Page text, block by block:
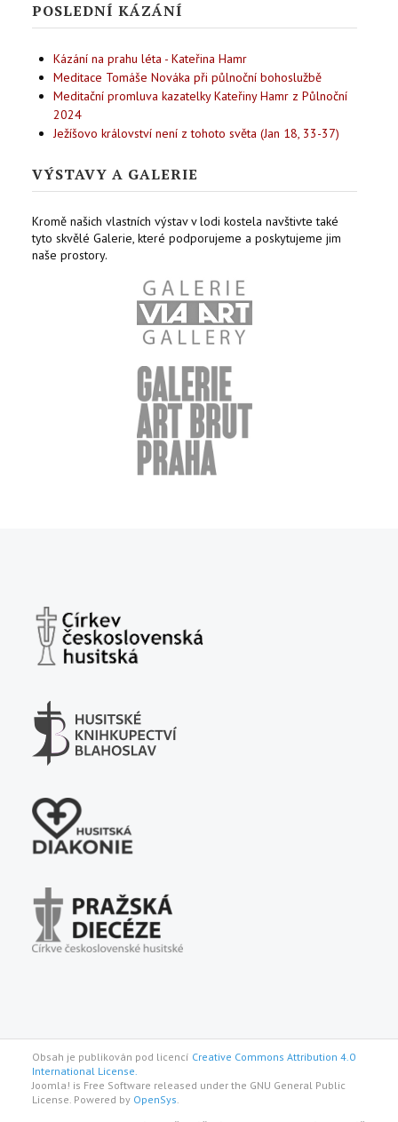
POSLEDNÍ KÁZÁNÍ
Kázání na prahu léta - Kateřina Hamr
Meditace Tomáše Nováka při půlnoční bohoslužbě
Meditační promluva kazatelky Kateřiny Hamr z Půlnoční
2024
Ježíšovo království není z tohoto světa (Jan 18, 33-37)
VÝSTAVY A GALERIE
Kromě našich vlastních výstav v lodi kostela navštivte také
tyto skvělé Galerie, které podporujeme a poskytujeme jim
naše prostory.
Obsah je publikován pod licencí Creative Commons Attribution 4.0
International License.
Joomla! is Free Software released under the GNU General Public
License. Powered by OpenSys